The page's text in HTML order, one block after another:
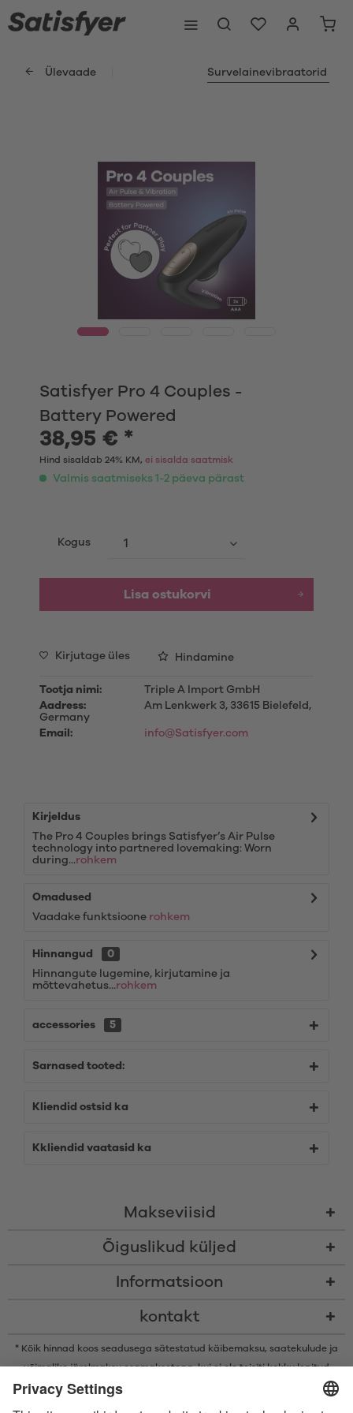
Ülevaade Survelainevibraatorid
Satisfyer Pro 4 Couples -
Battery Powered
38,95 € *
Hind sisaldab 24% KM, ei sisalda saatmisk
Valmis saatmiseks 1-2 päeva pärast
Kogus
Lisa ostukorvi
Kirjutage üles Hindamine
Tootja nimi:
Triple A Import GmbH
Aadress:
Am Lenkwerk 3, 33615 Bielefeld,
Germany
Email:
info@Satisfyer.com
Kirjeldus
The Pro 4 Couples brings Satisfyer’s Air Pulse
technology into partnered lovemaking: Worn
during...rohkem
Omadused
Vaadake funktsioone rohkem
Hinnangud
0
Hinnangute lugemine, kirjutamine ja
mõttevahetus...rohkem
accessories 5
Sarnased tooted:
Kliendid ostsid ka
Kkliendid vaatasid ka
Makseviisid
Õiguslikud küljed
Informatsioon
kontakt
* Kõik hinnad koos seadusega sätestatud käibemaksu, saatekulude ja
võimalike järelmaksu osamaksetega, kui ei ole teisiti kokku lepitud
* Bluetooth®-i sõnamärk ja logod on ettevõtte Bluetooth SIG, Inc.